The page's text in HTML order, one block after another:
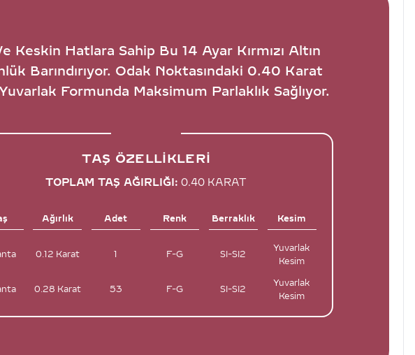
Hatlara Sahip Bu 14 Ayar Kırmızı Altın
Barındırıyor. Odak Noktasındaki 0.40 Karat
Formunda Maksimum Parlaklık Sağlıyor.
TAŞ ÖZELLIKLERI
TOPLAM TAŞ AĞIRLIĞI: 0.40 KARAT
Ağırlık Adet Renk Berraklık Kesim
0.12 Karat 1 F-G SI-SI2
Yuvarlak
Kesim
0.28 Karat 53 F-G SI-SI2
Yuvarlak
Kesim